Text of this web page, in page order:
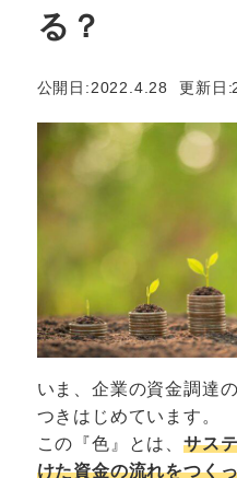
る？
公開日:
投稿日
2022.4.28 更新日
いま、企業の資金調達
つきはじめています。
この『色』とは、 サス
けた資金の流れをつく